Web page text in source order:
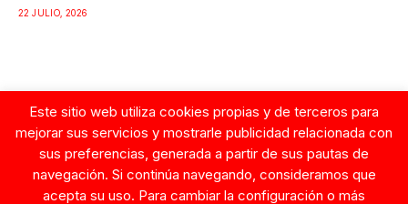
22 JULIO, 2026
Google
Este sitio web utiliza cookies propias y de terceros para
mejorar sus servicios y mostrarle publicidad relacionada con
sus preferencias, generada a partir de sus pautas de
navegación. Si continúa navegando, consideramos que
acepta su uso. Para cambiar la configuración o más